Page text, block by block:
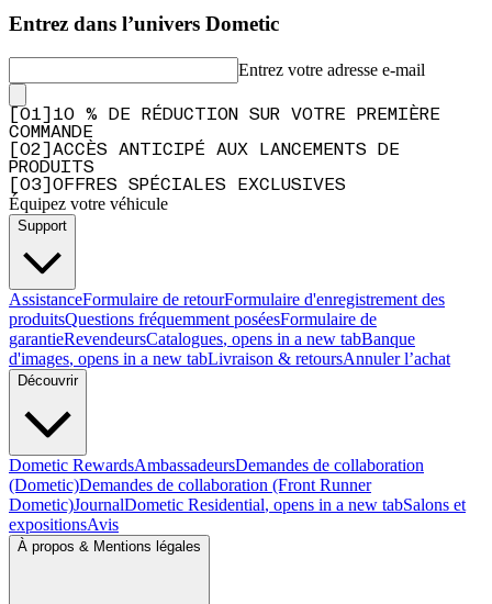
Entrez dans l’univers Dometic
Entrez votre adresse e-mail
01
10 % DE RÉDUCTION SUR VOTRE PREMIÈRE
COMMANDE
02
ACCÈS ANTICIPÉ AUX LANCEMENTS DE
PRODUITS
03 OFFRES SPÉCIALES EXCLUSIVES
Équipez votre véhicule
Support
AssistanceFormulaire de retourFormulaire d'enregistrement des
produitsQuestions fréquemment poséesFormulaire de
garantieRevendeursCatalogues, opens in a new tabBanque
d'images, opens in a new tabLivraison & retoursAnnuler l’achat
Découvrir
Dometic RewardsAmbassadeursDemandes de collaboration
(Dometic)Demandes de collaboration (Front Runner
Dometic)JournalDometic Residential, opens in a new tabSalons et
expositionsAvis
À propos & Mentions légales